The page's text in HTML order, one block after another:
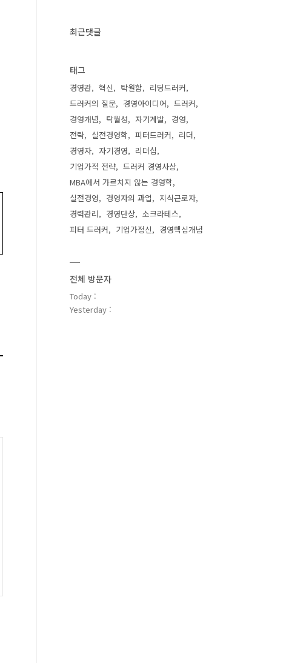
최근댓글
태그
경영관 혁신 탁월함
리딩드러커
드러커의 질문
경영아이디어
드러커
경영개념
탁월성 자기계발
경영
전략
실전경영학 피터드러커
리더
경영자
자기경영
리더십
기업가적 전략
드러커 경영사상
MBA에서 가르치지 않는 경영학
실전경영
경영자의 과업
지식근로자
경력관리
경영단상
소크라테스
피터 드러커
기업가정신 경영핵심개념
전체 방문자
Today :
Yesterday :